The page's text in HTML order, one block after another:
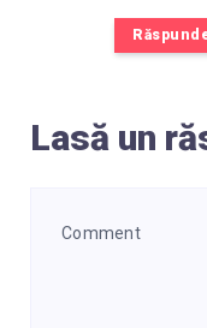
Lasă un